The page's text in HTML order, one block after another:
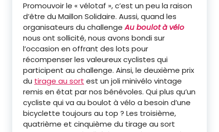
Promouvoir le « vélotaf », c’est un peu la raison
d’être du Maillon Solidaire. Aussi, quand les
organisateurs du challengeAu boulot à vélo
nous ont sollicité, nous avons bondi sur
l’occasion en offrant des lots pour
récompenser les valeureux cyclistes qui
participent au challenge. Ainsi, le deuxième prix
du tirage au sort est un joli minivélo vintage
remis en état par nos bénévoles. Qui plus qu’un
cycliste qui va au boulot à vélo a besoin d’une
bicyclette toujours au top ? Les troisième,
quatrième et cinquième du tirage au sort